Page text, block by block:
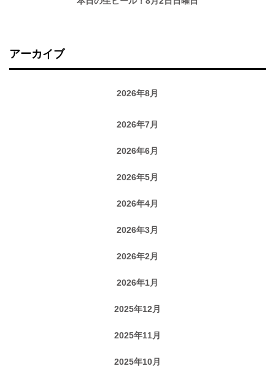
アーカイブ
2026年8月
2026年7月
2026年6月
2026年5月
2026年4月
2026年3月
2026年2月
2026年1月
2025年12月
2025年11月
2025年10月